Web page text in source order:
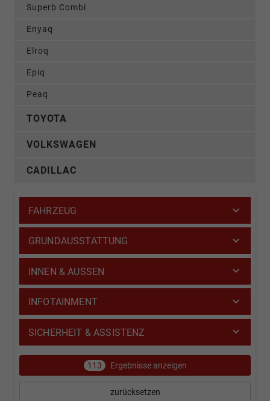
Superb Combi
Enyaq
Elroq
Epiq
Peaq
TOYOTA
VOLKSWAGEN
CADILLAC
FAHRZEUG
GRUNDAUSSTATTUNG
INNEN & AUSSEN
INFOTAINMENT
SICHERHEIT & ASSISTENZ
113 Ergebnisse anzeigen
zurücksetzen